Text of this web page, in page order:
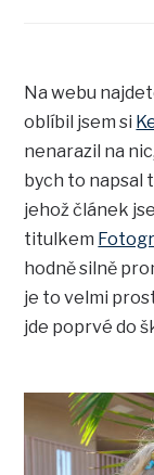
Na webu
oblíbil jsem si
nenarazil na
bych to napsal
jehož článek
titulkem
hodně silně
je to velmi
jde poprvé do